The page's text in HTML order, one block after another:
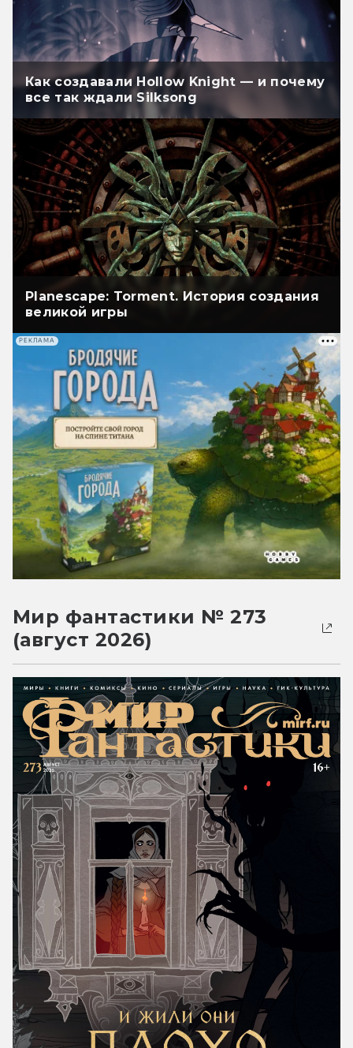
Как создавали Hollow Knight — и почему
все так ждали Silksong
Planescape: Torment. История создания
великой игры
РЕКЛАМА
Мир фантастики № 273
(август 2026)